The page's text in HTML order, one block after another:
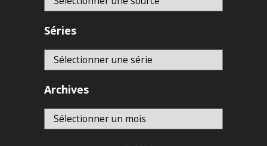
Séries
Archives
Archives